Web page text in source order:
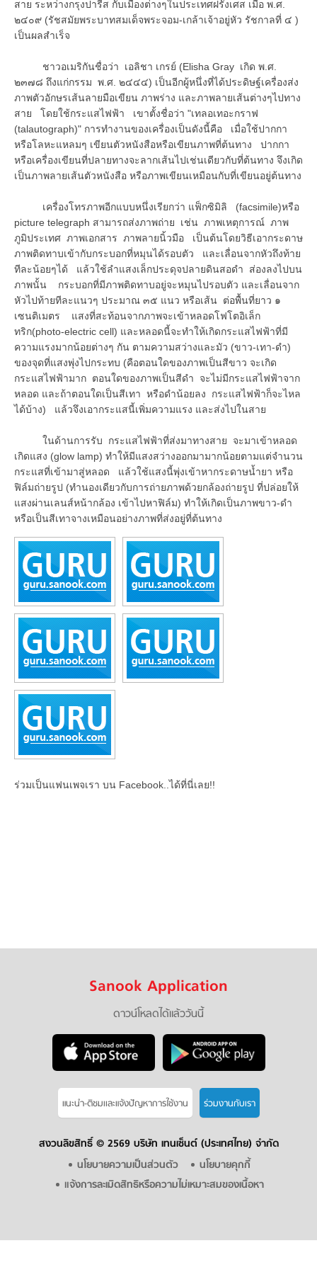
สาย ระหว่างกรุงปารีส กับเมืองต่างๆในประเทศฝรั่งเศส เมื่อ พ.ศ.
๒๔๐๙ (รัชสมัยพระบาทสมเด็จพระจอม-เกล้าเจ้าอยู่หัว รัชกาลที่ ๔ )
เป็นผลสำเร็จ
ชาวอเมริกันชื่อว่า เอลิชา เกรย์ (Elisha Gray เกิด พ.ศ.
๒๓๗๘ ถึงแก่กรรม พ.ศ. ๒๔๔๔) เป็นอีกผู้หนึ่งที่ได้ประดิษฐ์เครื่องส่ง
ภาพตัวอักษรเส้นลายมือเขียน ภาพร่าง และภาพลายเส้นต่างๆไปทาง
สาย โดยใช้กระแสไฟฟ้า เขาตั้งชื่อว่า "เทลอเทอะกราฟ
(talautograph)" การทำงานของเครื่องเป็นดังนี้คือ เมื่อใช้ปากกา
หรือโลหะแหลมๆ เขียนตัวหนังสือหรือเขียนภาพที่ต้นทาง ปากกา
หรือเครื่องเขียนที่ปลายทางจะลากเส้นไปเช่นเดียวกับที่ต้นทาง จึงเกิด
เป็นภาพลายเส้นตัวหนังสือ หรือภาพเขียนเหมือนกับที่เขียนอยู่ต้นทาง
เครื่องโทรภาพอีกแบบหนึ่งเรียกว่า แฟ็กซิมิลิ (facsimile)หรือ
picture telegraph สามารถส่งภาพถ่าย เช่น ภาพเหตุการณ์ ภาพ
ภูมิประเทศ ภาพเอกสาร ภาพลายนิ้วมือ เป็นต้นโดยวิธีเอากระดาษ
ภาพติดทาบเข้ากับกระบอกที่หมุนได้รอบตัว และเลื่อนจากหัวถึงท้าย
ทีละน้อยๆได้ แล้วใช้ลำแสงเล็กประดุจปลายดินสอดำ ส่องลงไปบน
ภาพนั้น กระบอกที่มีภาพติดทาบอยู่จะหมุนไปรอบตัว และเลื่อนจาก
หัวไปท้ายทีละแนวๆ ประมาณ ๓๕ แนว หรือเส้น ต่อพื้นที่ยาว ๑
เซนติเมตร แสงที่สะท้อนจากภาพจะเข้าหลอดโฟโตอิเล็ก
ทริก(photo-electric cell) และหลอดนี้จะทำให้เกิดกระแสไฟฟ้าที่มี
ความแรงมากน้อยต่างๆ กัน ตามความสว่างและมัว (ขาว-เทา-ดำ)
ของจุดที่แสงพุ่งไปกระทบ (คือตอนใดของภาพเป็นสีขาว จะเกิด
กระแสไฟฟ้ามาก ตอนใดของภาพเป็นสีดำ จะไม่มีกระแสไฟฟ้าจาก
หลอด และถ้าตอนใดเป็นสีเทา หรือดำน้อยลง กระแสไฟฟ้าก็จะไหล
ได้บ้าง) แล้วจึงเอากระแสนี้เพิ่มความแรง และส่งไปในสาย
ในด้านการรับ กระแสไฟฟ้าที่ส่งมาทางสาย จะมาเข้าหลอด
เกิดแสง (glow lamp) ทำให้มีแสงสว่างออกมามากน้อยตามแต่จำนวน
กระแสที่เข้ามาสู่หลอด แล้วใช้แสงนี้พุ่งเข้าหากระดาษน้ำยา หรือ
ฟิล์มถ่ายรูป (ทำนองเดียวกับการถ่ายภาพด้วยกล้องถ่ายรูป ที่ปล่อยให้
แสงผ่านเลนส์หน้ากล้อง เข้าไปหาฟิล์ม) ทำให้เกิดเป็นภาพขาว-ดำ
หรือเป็นสีเทาจางเหมือนอย่างภาพที่ส่งอยู่ที่ต้นทาง
ร่วมเป็นแฟนเพจเรา บน Facebook..ได้ที่นี่เลย!!
Sanook Application
ดาวน์โหลดได้แล้ววันนี้
แนะนำ-ติชมเเละแจ้งปัญหาการใช้งาน ร่วมงานกับเรา
สงวนลิขสิทธิ์ © 2569 บริษัท เทนเซ็นต์ (ประเทศไทย) จำกัด
นโยบายความเป็นส่วนตัว
นโยบายคุกกี้
แจ้งการละเมิดสิทธิหรือความไม่เหมาะสมของเนื้อหา